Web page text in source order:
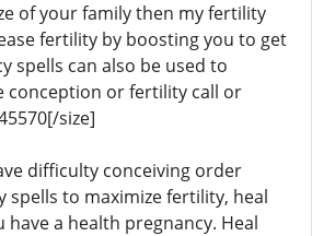
of your family then my fertility
fertility by boosting you to get
spells can also be used to
conception or fertility call or
size]
difficulty conceiving order
spells to maximize fertility, heal
a health pregnancy. Heal